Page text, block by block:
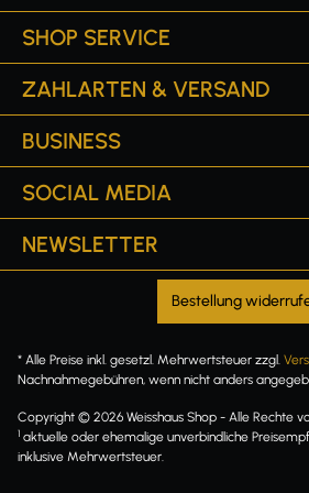
SHOP SERVICE
ZAHLARTEN & VERSAND
BUSINESS
SOCIAL MEDIA
NEWSLETTER
Bestellung
* Alle Preise inkl. gesetzl. Mehrwertsteuer zzgl.
Nachnahmegebühren, wenn nicht anders
Copyright © 2026 Weisshaus Shop - Alle Rechte
1 aktuelle oder ehemalige unverbindliche
inklusive Mehrwertsteuer.